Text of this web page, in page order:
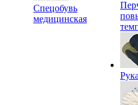
Спецобувь
медицинская